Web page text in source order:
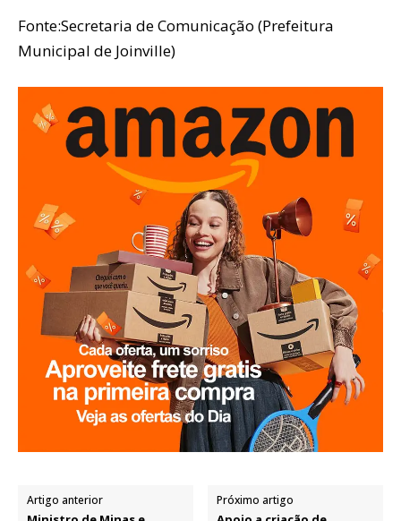
Fonte:Secretaria de Comunicação (Prefeitura
Municipal de Joinville)
Artigo anterior Próximo artigo